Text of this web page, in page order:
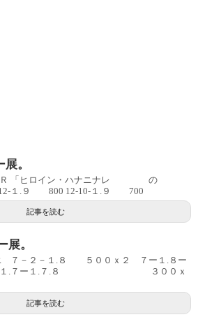
。
１Ｒ 「ヒロイン・ハナニナレ の
12-１.９ 800 12-10-１.９ 700
記事を読む
。
R ７－２－１.８ ５００ｘ２ ７ー１.８ー
ー１.７ー１.７.８ ３００ｘ
記事を読む